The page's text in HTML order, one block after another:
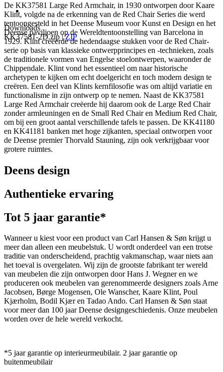
Downloads
KK37581-2D.zip|ZIP
De KK37581 Large Red Armchair, in 1930 ontworpen door Kaare
Klint, volgde na de erkenning van de Red Chair Series die werd
tentoongesteld in het Deense Museum voor Kunst en Design en het
Deense paviljoen op de Wereldtentoonstelling van Barcelona in
1929. Klint creëerde de hedendaagse stukken voor de Red Chair-
serie op basis van klassieke ontwerpprincipes en -technieken, zoals
de traditionele vormen van Engelse stoelontwerpen, waaronder de
Chippendale. Klint vond het essentieel om naar historische
archetypen te kijken om echt doelgericht en toch modern design te
creëren. Een deel van Klints kernfilosofie was om altijd variatie en
functionalisme in zijn ontwerp op te nemen. Naast de KK37581
Large Red Armchair creëerde hij daarom ook de Large Red Chair
zonder armleuningen en de Small Red Chair en Medium Red Chair,
om bij een groot aantal verschillende tafels te passen. De KK41180
en KK41181 banken met hoge zijkanten, speciaal ontworpen voor
de Deense premier Thorvald Stauning, zijn ook verkrijgbaar voor
grotere ruimtes.
Deens design
Authentieke ervaring
Tot 5 jaar garantie*
Wanneer u kiest voor een product van Carl Hansen & Søn krijgt u
meer dan alleen een meubelstuk. U wordt onderdeel van een trotse
traditie van onderscheidend, prachtig vakmanschap, waar niets aan
het toeval is overgelaten. Wij zijn de grootste fabrikant ter wereld
van meubelen die zijn ontworpen door Hans J. Wegner en we
produceren ook meubelen van gerenommeerde designers zoals Arne
Jacobsen, Børge Mogensen, Ole Wanscher, Kaare Klint, Poul
Kjærholm, Bodil Kjær en Tadao Ando. Carl Hansen & Søn staat
voor meer dan 100 jaar Deense designgeschiedenis. Onze meubelen
worden over de hele wereld verkocht.
*5 jaar garantie op interieurmeubilair. 2 jaar garantie op
buitenmeubilair